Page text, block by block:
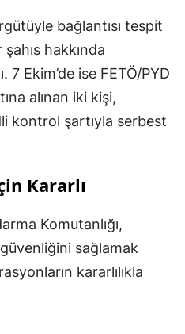
bağlantısı tespit
hakkında
7 Ekim’de ise FETÖ/PYD
alınan iki kişi,
kontrol şartıyla serbest
Kararlı
Komutanlığı,
sağlamak
kararlılıkla